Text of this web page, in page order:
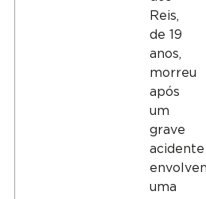
Reis,
de 19
anos,
morreu
após
um
grave
acidente
uma